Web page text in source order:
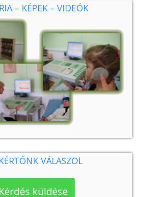
– KÉPEK – VIDEÓK
VÁLASZOL
Kérdés küldése